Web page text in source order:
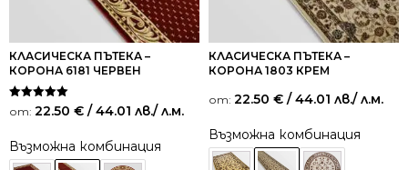
КЛАСИЧЕСКА ПЪТЕКА –
КОРОНА 6181 ЧЕРВЕН
Оценено на
5.00
от: 22.50 € / 44.01 лв./ л.м.
Възможна комбинация
КЛАСИЧЕСКА ПЪТЕКА –
КОРОНА 1803 КРЕМ
от: 22.50 € / 44.01 лв./ л.м.
Възможна комбинация